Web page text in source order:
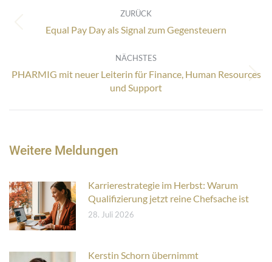
ZURÜCK
Vorheriger
Equal Pay Day als Signal zum Gegensteuern
NÄCHSTES
Nächster
Beitrag:
PHARMIG mit neuer Leiterin für Finance, Human Resources
und Support
Weitere Meldungen
Karrierestrategie im Herbst: Warum
Qualifizierung jetzt reine Chefsache ist
28. Juli 2026
Kerstin Schorn übernimmt